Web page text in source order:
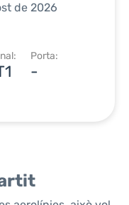
de 2026
Porta:
-